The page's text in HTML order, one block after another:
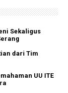
Sekaligus
dari Tim
UU ITE